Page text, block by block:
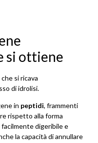
si ottiene
si ricava
di idrolisi.
in peptidi, frammenti
rispetto alla forma
facilmente digeribile e
la capacità di annullare